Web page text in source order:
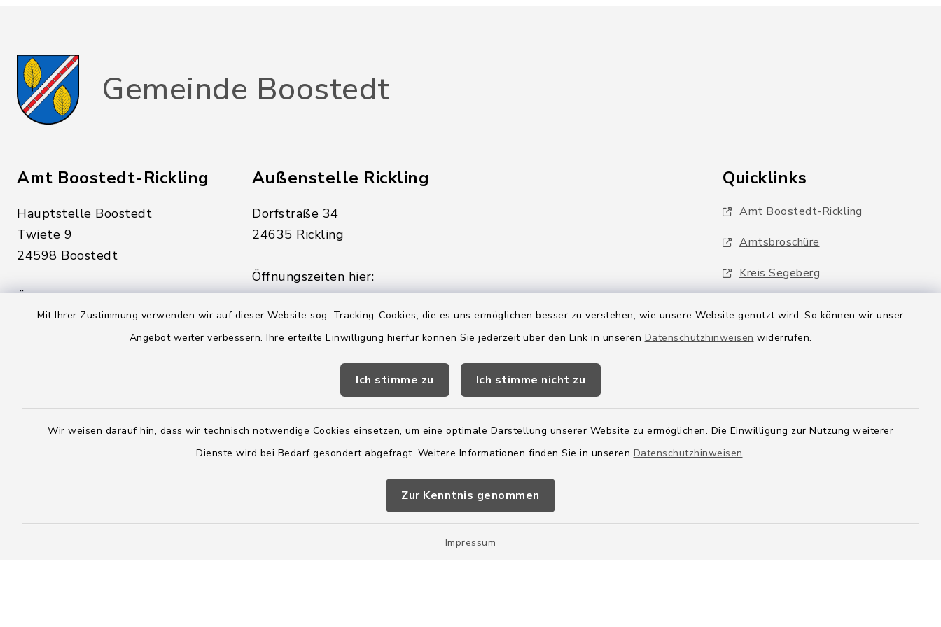
Mit Ihrer Zustimmung verwenden wir auf dieser Website sog. Tracking-Cookies, die es uns ermöglichen besser zu verstehen, wie unsere Website genutzt wird. So können wir unser
Angebot weiter verbessern. Ihre erteilte Einwilligung hierfür können Sie jederzeit über den Link in unseren Datenschutzhinweisen widerrufen.
Ich stimme zu Ich stimme nicht zu
Wir weisen darauf hin, dass wir technisch notwendige Cookies einsetzen, um eine optimale Darstellung unserer Website zu ermöglichen. Die Einwilligung zur Nutzung weiterer
Dienste wird bei Bedarf gesondert abgefragt. Weitere Informationen finden Sie in unseren Datenschutzhinweisen.
Zur Kenntnis genommen
Impressum
Gemeinde Boostedt
Amt Boostedt-Rickling
Hauptstelle Boostedt
Twiete 9
24598 Boostedt
Öffnungszeiten hier:
Montag, Dienstag, Donnerstag,
14:00 - 18:00 Uhr
Außenstelle Rickling
Dorfstraße 34
24635 Rickling
Öffnungszeiten hier:
Montag, Dienstag, Donnerstag,
Freitag:
08:00 - 12:00 Uhr
sowie zusätzlich am Donnerstag:
14:00 - 18:00 Uhr
04328 179-0
04328 - 179-44
info@amt-boostedt-
Quicklinks
Amt Boostedt-Rickling
Amtsbroschüre
Kreis Segeberg